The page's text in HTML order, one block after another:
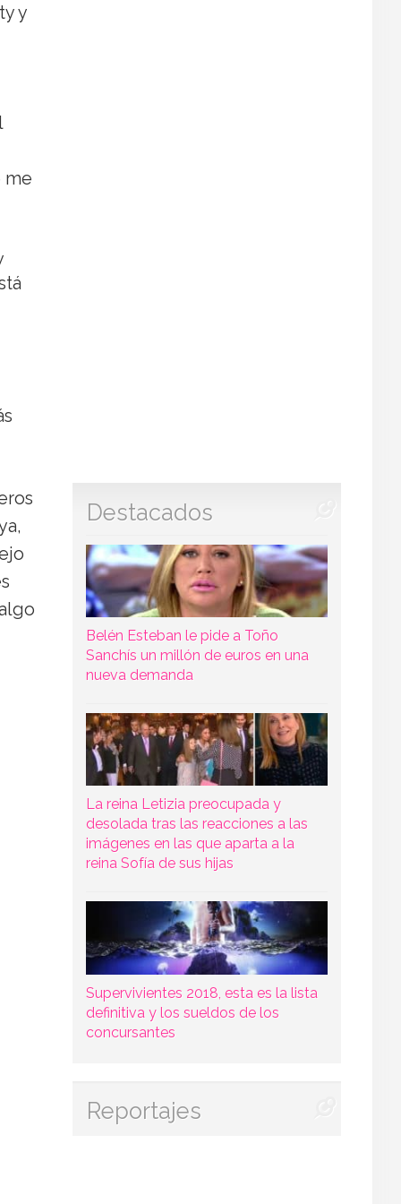
y
me
Destacados
Belén Esteban le pide a Toño
Sanchís un millón de euros en una
nueva demanda
La reina Letizia preocupada y
desolada tras las reacciones a las
imágenes en las que aparta a la
reina Sofía de sus hijas
Supervivientes 2018, esta es la lista
definitiva y los sueldos de los
concursantes
Reportajes